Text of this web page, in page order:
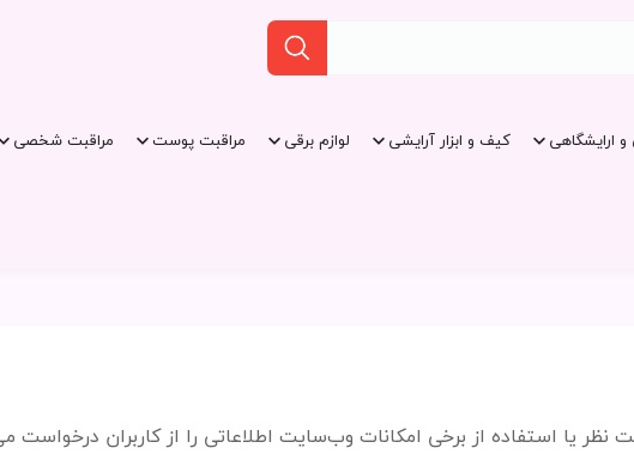
ارایشگاهی کیف و ابزار آرایشی لوازم برقی مراقبت پوست مراقبت شخصی
نظر یا استفاده از برخی امکانات وبسایت اطلاعاتی را از کاربران درخواست